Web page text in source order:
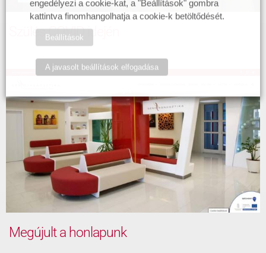
Szülés COVID idején
Megújult a honlapunk
engedélyezi a cookie-kat, a "Beállítások" gombra
kattintva finomhangolhatja a cookie-k betöltődését.
Beállítások
A javasolt beállítások elfogadása